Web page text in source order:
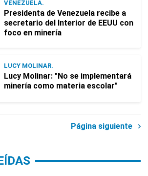
VENEZUELA.
Presidenta de Venezuela recibe a
secretario del Interior de EEUU con
foco en minería
LUCY MOLINAR.
Lucy Molinar: "No se implementará
minería como materia escolar"
Página siguiente